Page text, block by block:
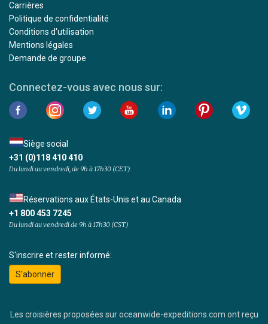
Carrières
Politique de confidentialité
Conditions d'utilisation
Mentions légales
Demande de groupe
Connectez-vous avec nous sur:
Siège social
+31 (0)118 410 410
Du lundi au vendredi, de 9h à 17h30 (CET)
Réservations aux États-Unis et au Canada
+1 800 453 7245
Du lundi au vendredi de 9h à 17h30 (CST)
S'inscrire et rester informé:
S'abonner
Les croisières proposées sur oceanwide-expeditions.com ont reçu